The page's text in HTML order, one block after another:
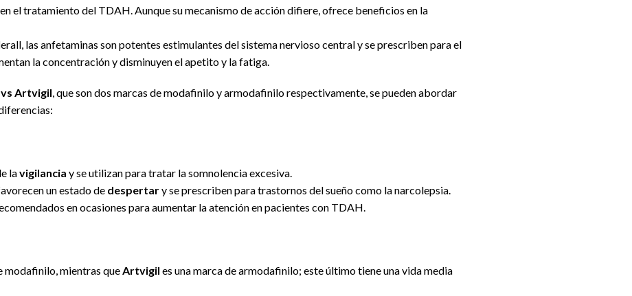
el tratamiento del TDAH. Aunque su mecanismo de acción difiere, ofrece beneficios en la
las anfetaminas son potentes estimulantes del sistema nervioso central y se prescriben para el
la concentración y disminuyen el apetito y la fatiga.
Artvigil, que son dos marcas de modafinilo y armodafinilo respectivamente, se pueden abordar
lavigilancia y se utilizan para tratar la somnolencia excesiva.
un estado de despertary se prescriben para trastornos del sueño como la narcolepsia.
en ocasiones para aumentar la atención en pacientes con TDAH.
modafinilo, mientras que Artvigil es una marca de armodafinilo; este último tiene una vida media